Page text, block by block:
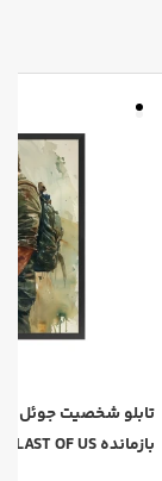
تابلو شخصیت جوئل در
بازمانده THE LAST OF US